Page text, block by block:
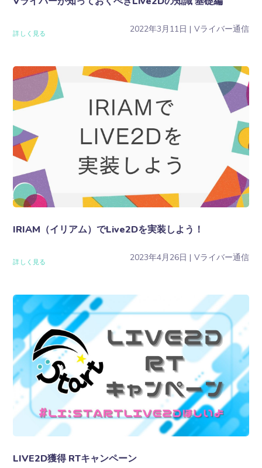
2022年3月11日 Vライバー通信
詳しく見る
2023年4月26日 Vライバー通信
IRIAM（イリアム）でLive2Dを実装しよう！
詳しく見る
LIVE2D獲得 RTキャンペーン